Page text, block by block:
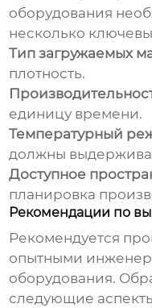
оборудования
несколько
Тип загружаемых
плотность.
единицу времени.
Температурный
должны
Доступное
планировка
Рекомендации по
Рекомендуется
опытными
оборудования.
следующие